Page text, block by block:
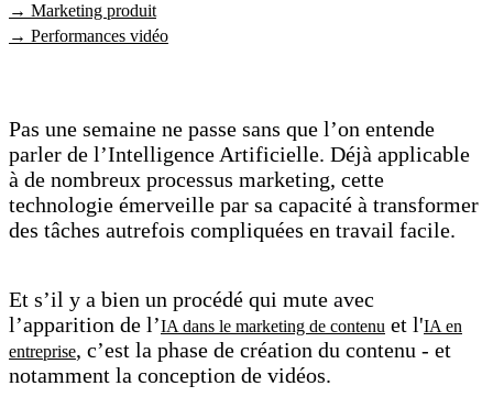
→ Marketing produit
→ Performances vidéo
Pas une semaine ne passe sans que l’on entende
parler de l’Intelligence Artificielle. Déjà applicable
à de nombreux processus marketing, cette
technologie émerveille par sa capacité à transformer
des tâches autrefois compliquées en travail facile.
Et s’il y a bien un procédé qui mute avec
l’apparition de l’IA dans le marketing de contenu et l'IA en
entreprise, c’est la phase de création du contenu - et
notamment la conception de vidéos.